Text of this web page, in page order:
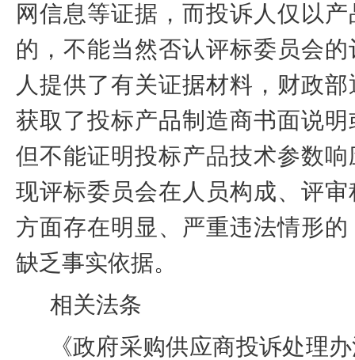
网信息等证据，而投诉人仅以
的，不能当然否认评标委员会
人提供了有关证据材料，财政
获取了投标产品制造商书面说
但不能证明投标产品技术参数
现评标委员会在人员构成、评
方面存在明显、严重违法情形
缺乏事实依据。
相关法条
《政府采购供应商投诉处理